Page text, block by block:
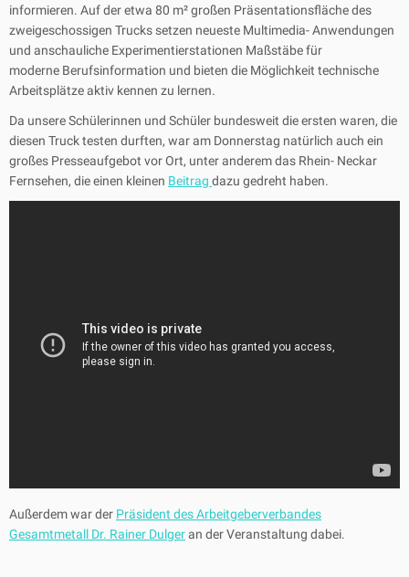
informieren. Auf der etwa 80 m² großen Präsentationsfläche des
zweigeschossigen Trucks setzen neueste Multimedia- Anwendungen
und anschauliche Experimentierstationen Maßstäbe für
moderne Berufsinformation und bieten die Möglichkeit technische
Arbeitsplätze aktiv kennen zu lernen.
Da unsere Schülerinnen und Schüler bundesweit die ersten waren, die
diesen Truck testen durften, war am Donnerstag natürlich auch ein
großes Presseaufgebot vor Ort, unter anderem das Rhein- Neckar
Fernsehen, die einen kleinen Beitrag dazu gedreht haben.
Außerdem war der Präsident des Arbeitgeberverbandes
Gesamtmetall Dr. Rainer Dulgeran der Veranstaltung dabei.